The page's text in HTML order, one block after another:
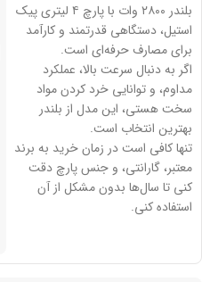
بلندر ۲۸۰۰ وات با پارچ ۴ لیتری پیک
استیل، دستگاهی قدرتمند و کارآمد
برای مصارف حرفه‌ای است.
اگر به دنبال سرعت بالا، عملکرد
مداوم، و توانایی خرد کردن مواد
سخت هستی، این مدل از بلندر
بهترین انتخاب است.
تنها کافی است در زمان خرید به برند
معتبر، گارانتی، و جنس پارچ دقت
کنی تا سال‌ها بدون مشکل از آن
استفاده کنی.